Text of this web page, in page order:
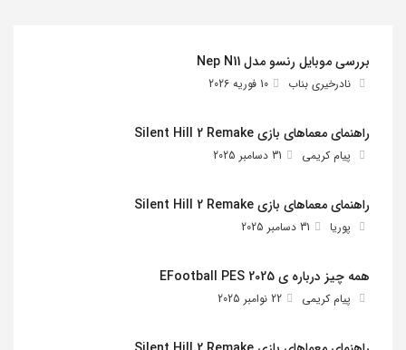
بررسی موبایل رنسو مدل Nep N11
نادرخیری بناب 10 فوریه 2026
راهنمای معماهای بازی Silent Hill 2 Remake
پیام کریمی 31 دسامبر 2025
راهنمای معماهای بازی Silent Hill 2 Remake
پوریا 31 دسامبر 2025
همه چیز درباره ی EFootball PES 2025
پیام کریمی 22 نوامبر 2025